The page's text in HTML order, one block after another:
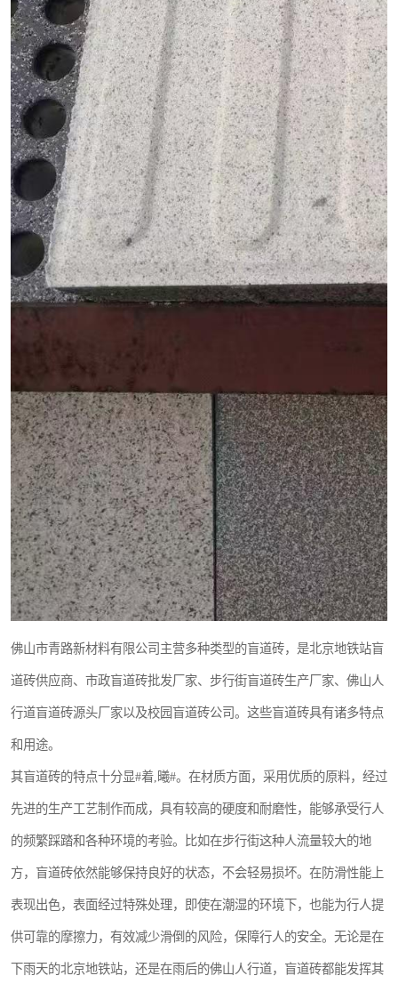
佛山市青路新材料有限公司主营多种类型的盲道砖，是北京地铁站盲
道砖供应商、市政盲道砖批发厂家、步行街盲道砖生产厂家、佛山人
行道盲道砖源头厂家以及校园盲道砖公司。这些盲道砖具有诸多特点
和用途。
其盲道砖的特点十分显#着,曦#。在材质方面，采用优质的原料，经过
先进的生产工艺制作而成，具有较高的硬度和耐磨性，能够承受行人
的频繁踩踏和各种环境的考验。比如在步行街这种人流量较大的地
方，盲道砖依然能够保持良好的状态，不会轻易损坏。在防滑性能上
表现出色，表面经过特殊处理，即使在潮湿的环境下，也能为行人提
供可靠的摩擦力，有效减少滑倒的风险，保障行人的安全。无论是在
下雨天的北京地铁站，还是在雨后的佛山人行道，盲道砖都能发挥其